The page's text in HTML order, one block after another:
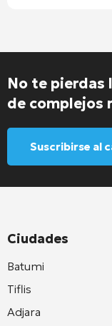
No te pierdas
de complejos
Suscribirse al
Ciudades
Batumi
Tiflis
Adjara